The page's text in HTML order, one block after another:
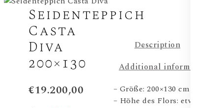
Seidenteppich
Casta
Diva
200×130
€19.200,00
Description
Additional information
– Größe: 200×130 cm
– Höhe des Flors: etwa 6